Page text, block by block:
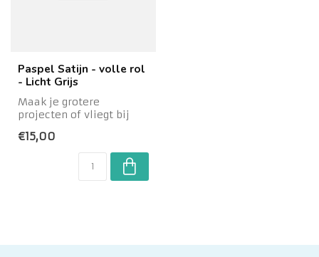
Paspel Satijn - volle rol
- Licht Grijs
Maak je grotere
projecten of vliegt bij
1 metertje gewo...
€15,00